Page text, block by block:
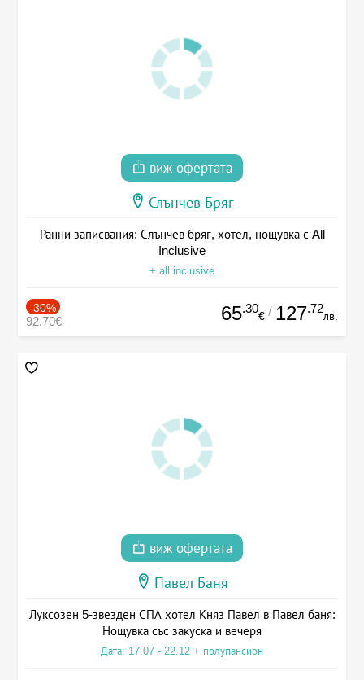
виж офертата
Слънчев Бряг
Ранни записвания: Слънчев бряг, хотел, нощувка с All
Inclusive
+ all inclusive
-30%
92.70€ 65.30
€ / 127.72
лв.
виж офертата
Павел Баня
Луксозен 5-звезден СПА хотел Княз Павел в Павел баня:
Нощувка със закуска и вечеря
Дата: 17.07 - 22.12 + полупансион